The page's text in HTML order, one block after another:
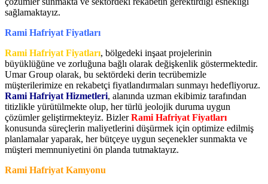
sağlamaktayız.
Rami Hafriyat Fiyatları
Rami Hafriyat Fiyatları, bölgedeki inşaat projelerinin
büyüklüğüne ve zorluğuna bağlı olarak değişkenlik göstermektedir.
Umar Group olarak, bu sektördeki derin tecrübemizle
müşterilerimize en rekabetçi fiyatlandırmaları sunmayı hedefliyoruz.
Rami Hafriyat Hizmetleri, alanında uzman ekibimiz tarafından
titizlikle yürütülmekte olup, her türlü jeolojik duruma uygun
çözümler geliştirmekteyiz. BizlerRami Hafriyat Fiyatları
konusunda süreçlerin maliyetlerini düşürmek için optimize edilmiş
planlamalar yaparak, her bütçeye uygun seçenekler sunmakta ve
müşteri memnuniyetini ön planda tutmaktayız.
Rami Hafriyat Kamyonu